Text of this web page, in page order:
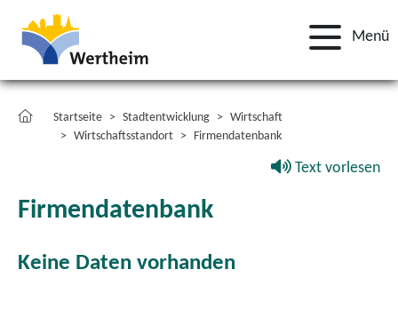
Menü
Startseite Stadtentwicklung
Wirtschaft
Wirtschaftsstandort
Firmendatenbank
Text vorlesen
Firmendatenbank
Keine Daten vorhanden